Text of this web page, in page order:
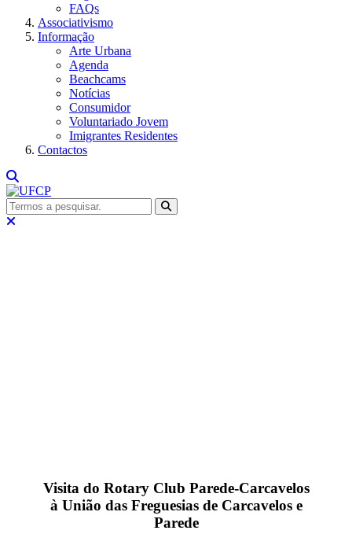
FAQs
Associativismo
Informação
Arte Urbana
Agenda
Beachcams
Notícias
Consumidor
Voluntariado Jovem
Imigrantes Residentes
Contactos
Visita do Rotary Club Parede-Carcavelos
à União das Freguesias de Carcavelos e
Parede